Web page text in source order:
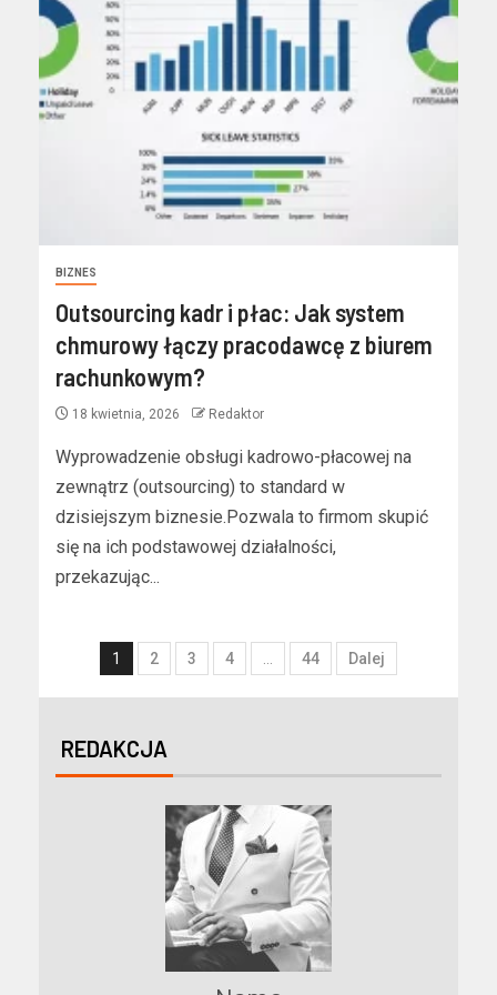
BIZNES
Outsourcing kadr i płac: Jak system
chmurowy łączy pracodawcę z biurem
rachunkowym?
18 kwietnia, 2026 Redaktor
Wyprowadzenie obsługi kadrowo-płacowej na
zewnątrz (outsourcing) to standard w
dzisiejszym biznesie.Pozwala to firmom skupić
się na ich podstawowej działalności,
przekazując...
1 2 3 4 … 44 Dalej
REDAKCJA